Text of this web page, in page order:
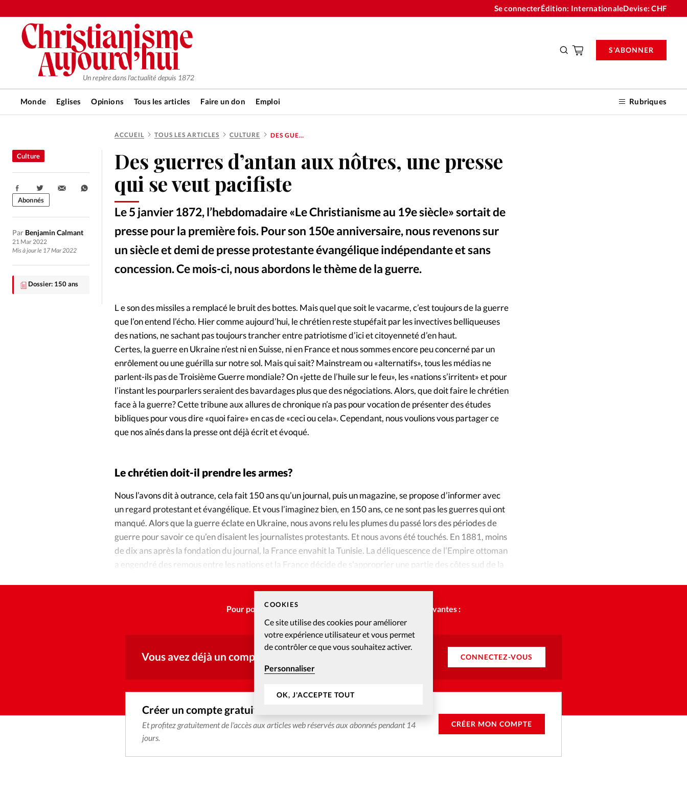
COOKIES
Ce site utilise des cookies pour améliorer
votre expérience utilisateur et vous permet
de contrôler ce que vous souhaitez activer.
Personnaliser
OK, J'ACCEPTE TOUT
Se connecterÉdition: InternationaleDevise:CHF
Un repère dans l'actualité depuis 1872
Monde Eglises Opinions Tous les articles Faire un don Emploi Rubriques
S'ABONNER
RUBRIQUES
Tous les articles
Actualité chrétienne
Actualité internationale
Chronique
Culture
Dossier Eglises
Foi
Génération réveil
Monde
Opinions
Publireportage
Tour du monde des Eglises
Vécu Vie Intérieure
Les abonnements
La boutique
À propos
Mon compte
Changemement d'adresse
Nous contacter
Emploi
ACCUEIL TOUS LES ARTICLES CULTURE DES GUERRES D’ANTAN AUX NÔTRES, UNE PRESSE QUI SE VEUT PACIFISTE
Des guerres d’antan aux nôtres, une presse
qui se veut pacifiste
Le 5 janvier 1872, l’hebdomadaire «Le Christianisme au 19e siècle» sortait de
presse pour la première fois. Pour son 150e anniversaire, nous revenons sur
un siècle et demi de presse protestante évangélique indépendante et sans
concession. Ce mois-ci, nous abordons le thème de la guerre.
Culture
Par Benjamin Calmant
21 Mar 2022
Mis à jour le 17 Mar 2022
Partager:
Abonnés
Dossier: 150 ans
L e son des missiles a remplacé le bruit des bottes. Mais quel que soit le vacarme, c’est toujours de la guerre
que l’on entend l’écho. Hier comme aujourd’hui, le chrétien reste stupéfait par les invectives belliqueuses
des nations, ne sachant pas toujours trancher entre patriotisme d’ici et citoyenneté d’en haut.
Certes, la guerre en Ukraine n’est ni en Suisse, ni en France et nous sommes encore peu concerné par un
enrôlement ou une guérilla sur notre sol. Mais qui sait? Mainstream ou «alternatifs», tous les médias ne
parlent-ils pas de Troisième Guerre mondiale? On «jette de l’huile sur le feu», les «nations s’irritent» et pour
l’instant les pourparlers seraient des bavardages plus que des négociations. Alors, que doit faire le chrétien
face à la guerre? Cette tribune aux allures de chronique n’a pas pour vocation de présenter des études
bibliques pour vous dire «quoi faire» en cas de «ceci ou cela». Cependant, nous voulions vous partager ce
que nos aînés dans la presse ont déjà écrit et évoqué.
Le chrétien doit-il prendre les armes?
Nous l’avons dit à outrance, cela fait 150 ans qu’un journal, puis un magazine, se propose d’informer avec
un regard protestant et évangélique. Et vous l’imaginez bien, en 150 ans, ce ne sont pas les guerres qui ont
manqué. Alors que la guerre éclate en Ukraine, nous avons relu les plumes du passé lors des périodes de
guerre pour savoir ce qu’en disaient les journalistes protestants. Et nous avons été touchés. En 1881, moins
de dix ans après la fondation du journal, la France envahit la Tunisie. La déliquescence de l’Empire ottoman
a engendré des remous entre les nations et la France décide de s’approprier une partie des côtes sud de la
Pour poursuivre la lecture, choisissez une des options suivantes :
Vous avez déjà un compte ? CONNECTEZ-VOUS
Créer un compte gratuitement
Et profitez gratuitement de l'accès aux articles web réservés aux abonnés pendant 14
jours.
CRÉER MON COMPTE